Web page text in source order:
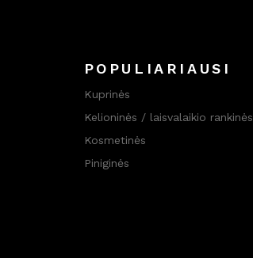
POPULIARIAUSI
Kuprinės
Kelioninės / laisvalaikio rankinės
Kosmetinės
Piniginės